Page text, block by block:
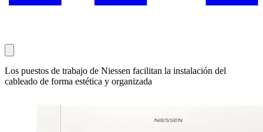
Los puestos de trabajo de Niessen facilitan la instalación del
cableado de forma estética y organizada